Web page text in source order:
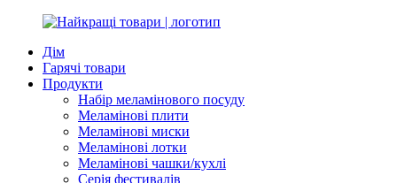
Дім
Гарячі товари
Продукти
Набір меламінового посуду
Меламінові плити
Меламінові миски
Меламінові лотки
Меламінові чашки/кухлі
Серія фестивалів